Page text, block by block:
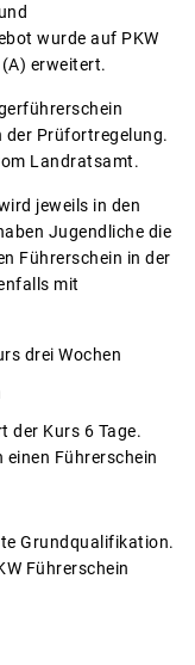
wurde auf PKW
erweitert.
der Prüfortregelung.
Landratsamt.
jeweils in den
Jugendliche die
Führerschein in der
mit
drei Wochen
der Kurs 6 Tage.
einen Führerschein
Grundqualifikation.
Führerschein